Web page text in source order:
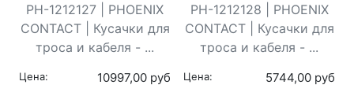
PH-1212127 | PHOENIX
CONTACT | Кусачки для
троса и кабеля - ...
Цена: 10997,00 руб
PH-1212128 | PHOENIX
CONTACT | Кусачки для
троса и кабеля - ...
Цена: 5744,00 руб